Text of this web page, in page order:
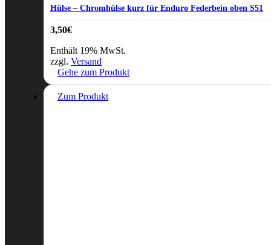
Hülse – Chromhülse kurz für Enduro Federbein oben S51
3,50€
Enthält 19% MwSt.
zzgl. Versand
Gehe zum Produkt
Zum Produkt